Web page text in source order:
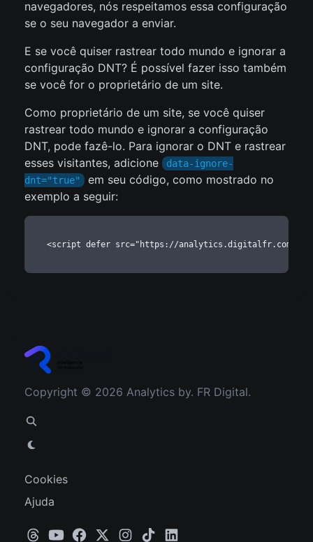
navegadores, nós respeitamos essa configuração
se o seu navegador a enviar.
E se você quiser rastrear todo mundo e ignorar a
configuração DNT? É possível fazer isso também
se você for o proprietário de um site.
Como proprietário de um site, se você quiser
rastrear todo mundo e ignorar a configuração
DNT, pode fazê-lo. Para ignorar o DNT e rastrear
esses visitantes, adicione
data-ignore-
dnt="true"
em seu código, como mostrado no
exemplo a seguir:
<script defer src="https://analytics.digitalfr.com.br/
Copyright © 2026 Analytics by. FR Digital.
Cookies
Ajuda